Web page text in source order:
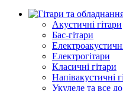
Акустичні гітари
Бас-гітари
Електрогітари
Класичні гітари
Напівакустичні
Укулеле та все до